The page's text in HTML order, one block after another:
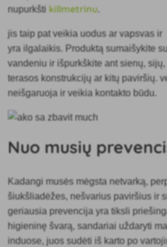
nupurkšti killmetrinu.
jis taip pat veikia uodus ar vapsvas ir
yra ilgalaikis. Produktą sumaišykite
vandeniu ir išpurkškite ant sienų, sijų,
terasos konstrukcijų ar kitų paviršių.
neišgaruoja ir veikia kontakto būdu.
Nuo musių
Kadangi musės mėgsta netvarką,
šiukšliadėžes, nešvarius paviršius ir
geriausia prevencija yra tiksli
higieninę švarą, sandariai uždaryti
induose, juos sudėti iš karto po